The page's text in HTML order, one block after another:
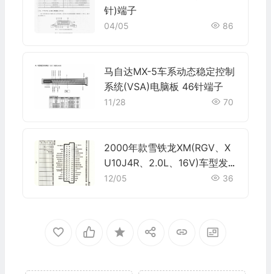
针)端子
04/05 86
马自达MX-5车系动态稳定控制
系统(VSA)电脑板 46针端子
11/28 70
2000年款雪铁龙XM(RGV、X
U10J4R、2.0L、16V)车型发
动机电脑板控制模块针脚55针
12/05 36